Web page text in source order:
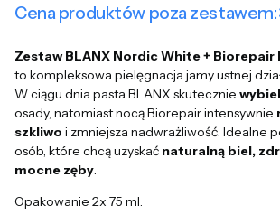
Cena produktów poza zestawem:
Zestaw BLANX Nordic White +
to kompleksowa pielęgnacja jamy ustnej
W ciągu dnia pasta BLANX skutecznie
osady, natomiast nocą Biorepair intensywnie
szkliwo i zmniejsza nadwrażliwość. Idealne
osób, które chcą uzyskać naturalną biel,
mocne zęby.
Opakowanie 2x 75 ml.